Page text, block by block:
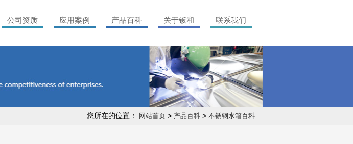
公司资质 应用案例 产品百科 关于钣和 联系我们
您所在的位置： 网站首页 > 产品百科 > 不锈钢水箱百科